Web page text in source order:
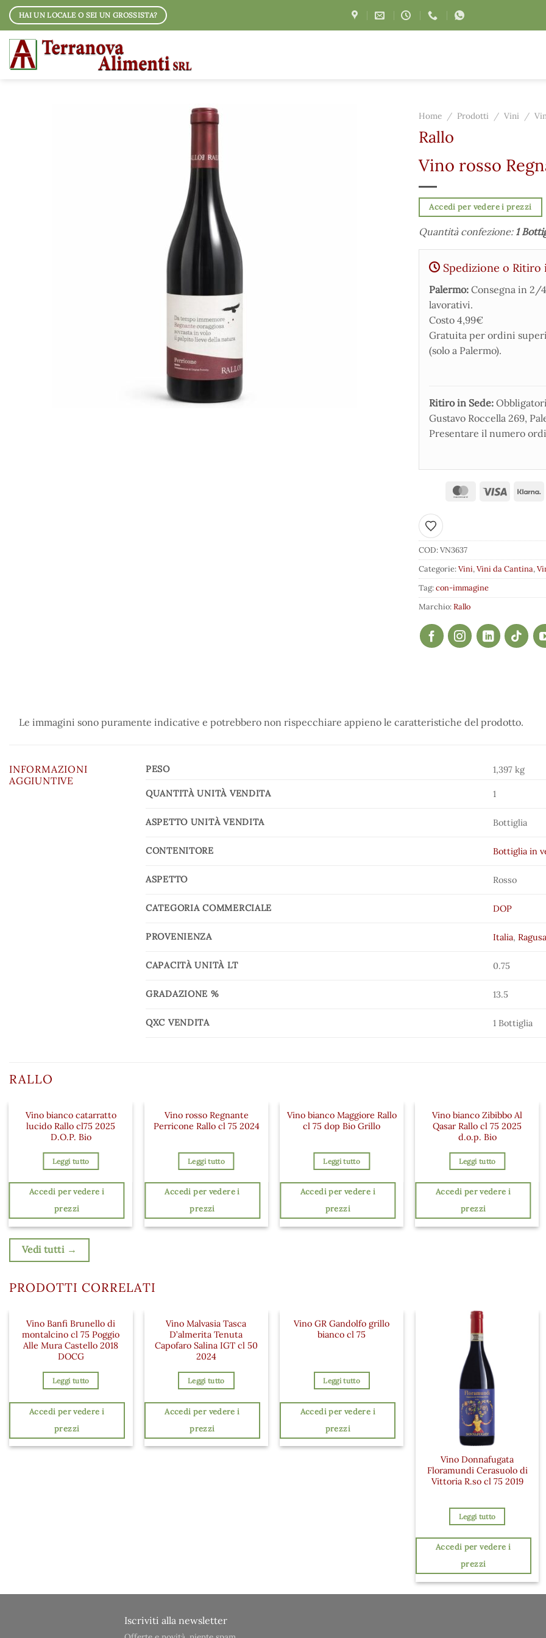
Salta
contenuti
HAI UN LOCALE O SEI UN GROSSISTA?
Home / Prodotti / Vini /
Rallo
Vino rosso
Accedi per vedere i prezzi
Quantità confezione: 1
Spedizione o Ritiro
Palermo: Consegna in 2/
lavorativi.
Costo 4,99€
Gratuita per ordini
(solo a Palermo).
Ritiro in Sede:
Gustavo Roccella 269,
Presentare il numero
Aggiungi ai preferiti
COD:VN3637
Categorie:Vini,Vini da Cantina,
Tag:con-immagine
Marchio:Rallo
Le immagini sono puramente indicative e potrebbero non rispecchiare appieno le caratteristiche del prodotto.
INFORMAZIONI
AGGIUNTIVE
PESO 1,397 kg
QUANTITÀ UNITÀ VENDITA 1
ASPETTO UNITÀ VENDITA Bottiglia
CONTENITORE Bottiglia in
ASPETTO Rosso
CATEGORIA COMMERCIALE DOP
PROVENIENZA Italia,Ragusa
CAPACITÀ UNITÀ LT 0.75
GRADAZIONE % 13.5
QXC VENDITA 1 Bottiglia
RALLO
Vino bianco catarratto
lucido Rallo cl75 2025
D.O.P. Bio
Leggi tutto
Accedi per vedere i
prezzi
Vino rosso Regnante
Perricone Rallo cl 75 2024
Leggi tutto
Accedi per vedere i
prezzi
Vino bianco Maggiore Rallo
cl 75 dop Bio Grillo
Leggi tutto
Accedi per vedere i
prezzi
Vino bianco Zibibbo Al
Qasar Rallo cl 75 2025
d.o.p. Bio
Leggi tutto
Accedi per vedere i
prezzi
Vedi tutti →
PRODOTTI CORRELATI
Vino Banfi Brunello di
montalcino cl 75 Poggio
Alle Mura Castello 2018
DOCG
Leggi tutto
Accedi per vedere i
prezzi
Vino Malvasia Tasca
D’almerita Tenuta
Capofaro Salina IGT cl 50
2024
Leggi tutto
Accedi per vedere i
prezzi
Vino GR Gandolfo grillo
bianco cl 75
Leggi tutto
Accedi per vedere i
prezzi
Vino Donnafugata
Floramundi Cerasuolo di
Vittoria R.so cl 75 2019
Leggi tutto
Accedi per vedere i
prezzi
Iscriviti alla newsletter